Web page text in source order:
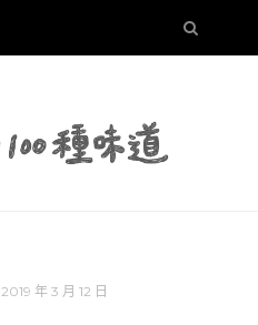
2019 年 3 月 12 日